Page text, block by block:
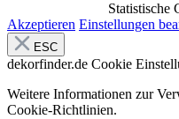
Statistische
Akzeptieren Einstellungen
ESC
dekorfinder.de Cookie
Weitere Informationen zur
Cookie-Richtlinien.